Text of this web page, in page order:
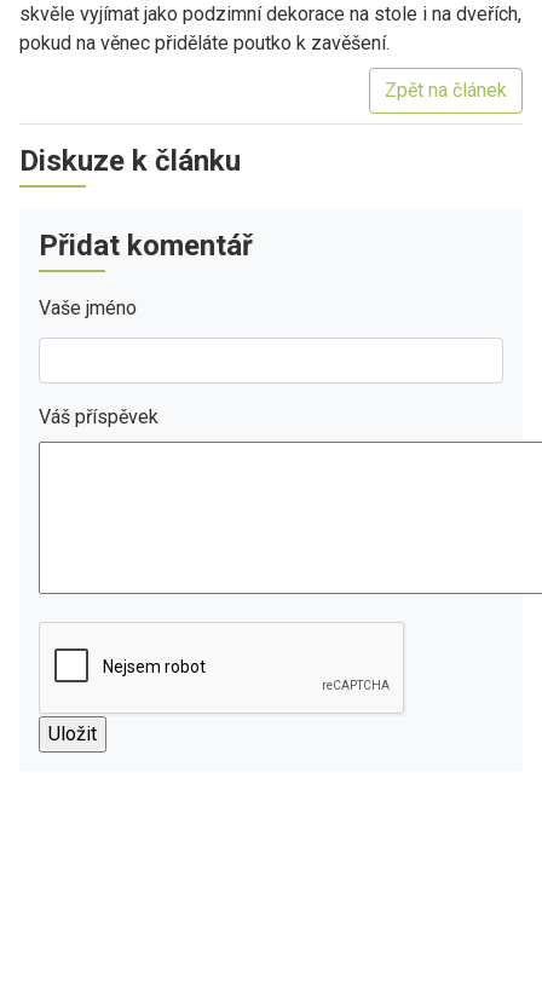
skvěle vyjímat jako podzimní dekorace na stole i na dveřích,
pokud na věnec přiděláte poutko k zavěšení.
Zpět na článek
Diskuze k článku
Přidat komentář
Vaše jméno
Váš příspěvek